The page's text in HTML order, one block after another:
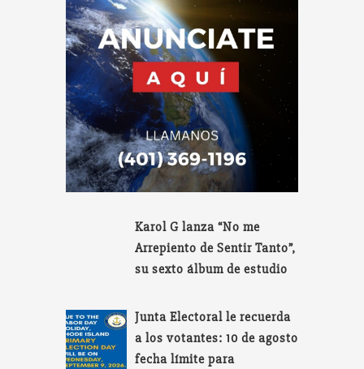
Karol G lanza “No me
Arrepiento de Sentir Tanto”,
su sexto álbum de estudio
Junta Electoral le recuerda
a los votantes: 10 de agosto
fecha límite para